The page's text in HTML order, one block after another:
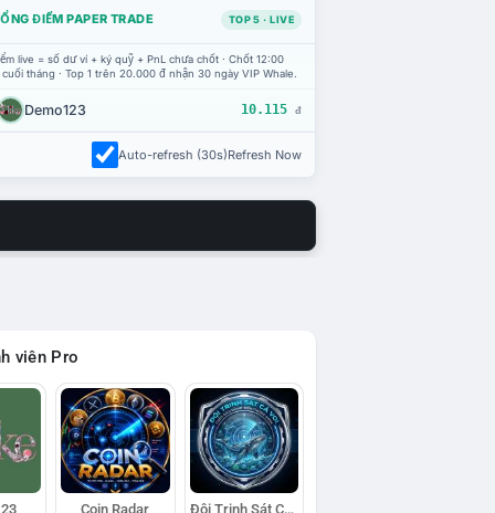
ĐIỂM PAPER TRADE TOP 5 · LIVE
live = số dư ví + ký quỹ + PnL chưa chốt · Chốt 12:00
tháng · Top 1 trên 20.000 đ nhận 30 ngày VIP Whale.
Demo123 10.115 đ
Auto-refresh (30s)Refresh Now
viên Pro
Coin Radar Đội Trinh Sát Cá Voi